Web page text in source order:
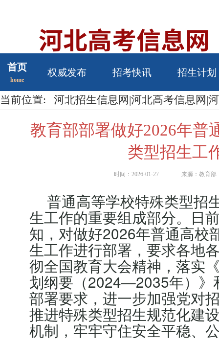
首页
home
权威发布 招考快讯 招生计划
当前位置: 河北招生信息网|河北高考信息网|
教育部部署做好2026年普
类型招生工
时间：2026-01-27 来源：教育部
普通高等学校特殊类型招
生工作的重要组成部分。日
知，对做好2026年普通高校
生工作进行部署，要求各地
彻全国教育大会精神，落实
划纲要（2024—2035年）》
部署要求，进一步加强党对
推进特殊类型招生规范化建
机制，牢牢守住安全平稳、